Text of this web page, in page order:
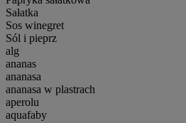
Sałatka
Sos winegret
Sól i pieprz
alg
ananas
ananasa
ananasa w plastrach
aperolu
aquafaby